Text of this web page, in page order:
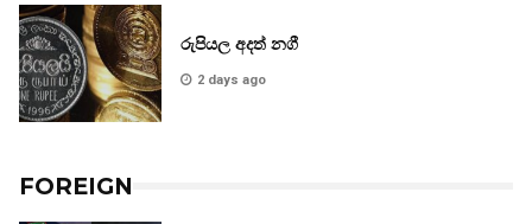
රුපියල අදත් නගී
2 days ago
FOREIGN